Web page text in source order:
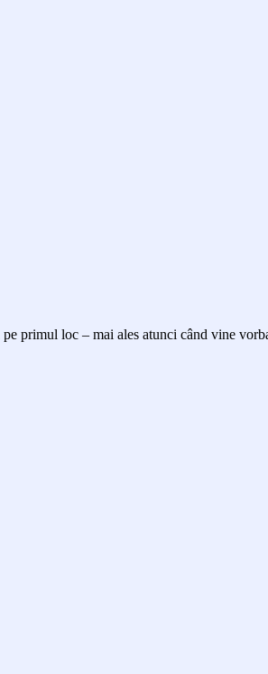
primul loc – mai ales atunci când vine